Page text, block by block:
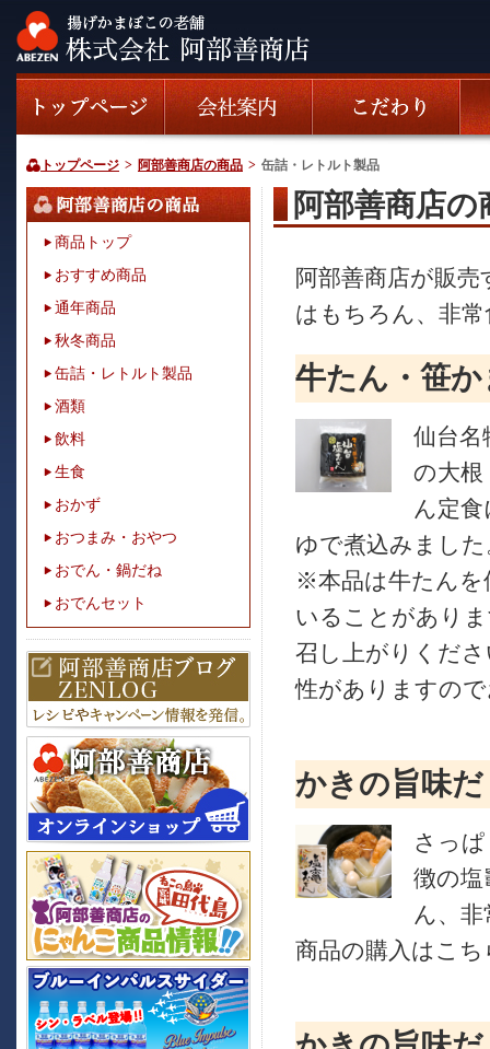
トップページ > 阿部善商店の商品 > 缶詰・レトルト製品
商品トップ
おすすめ商品
通年商品
秋冬商品
缶詰・レトルト製品
酒類
飲料
生食
おかず
おつまみ・おやつ
おでん・鍋だね
おでんセット
阿部善商店
阿部善商店が販
はもちろん、非
牛たん・笹
仙台名
の大
ん定
ゆで煮込みました
※本品は牛たんを
いることがあり
召し上がりくだ
性がありますの
かきの旨味
さっ
徴の
ん、
商品の購入はこ